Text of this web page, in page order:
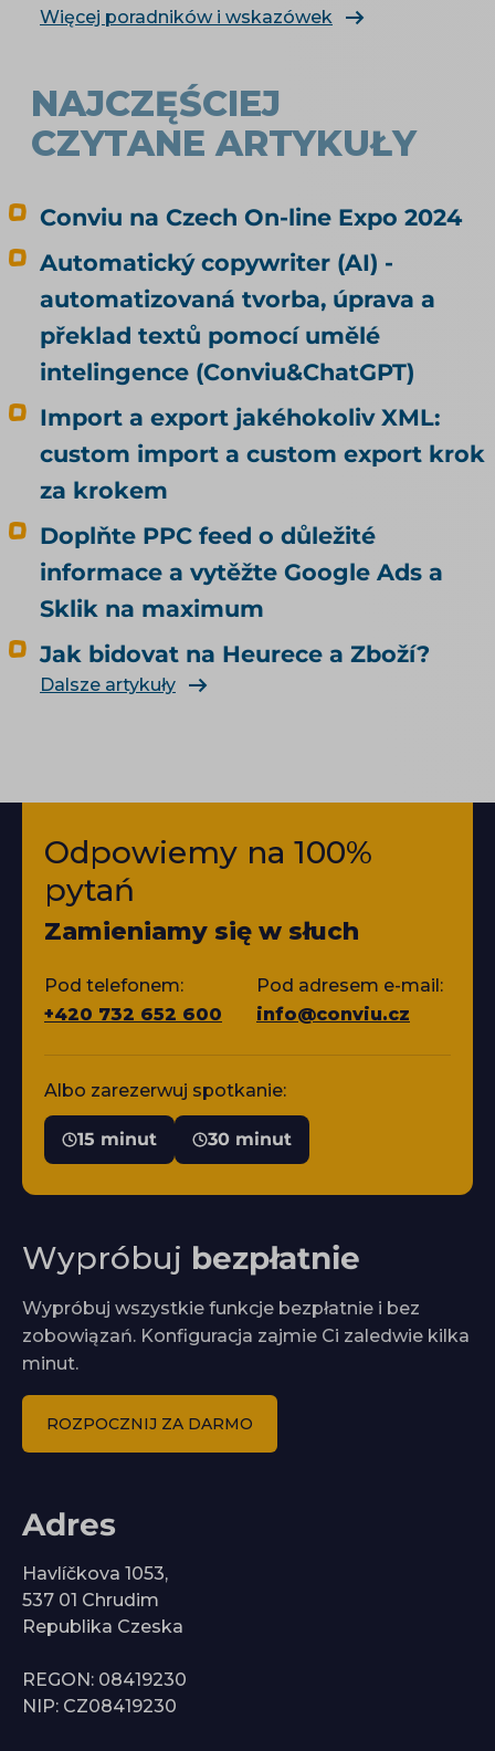
e-shop. Čím konkrétně naplnit produktová
Więcej poradników i wskazówek
NAJCZĘŚCIEJ
CZYTANE ARTYKUŁY
Conviu na Czech On-line Expo 2024
Automatický copywriter (AI) -
automatizovaná tvorba, úprava a
překlad textů pomocí umělé
intelingence (Conviu&ChatGPT)
Import a export jakéhokoliv XML:
custom import a custom export krok
za krokem
Doplňte PPC feed o důležité
informace a vytěžte Google Ads a
Sklik na maximum
Jak bidovat na Heurece a Zboží?
Dalsze artykuły
Odpowiemy na 100%
pytań
Zamieniamy się w słuch
Pod telefonem:
+420 732 652 600
Pod adresem e-mail:
info@conviu.cz
Albo zarezerwuj spotkanie:
15 minut 30 minut
Wypróbuj bezpłatnie
Wypróbuj wszystkie funkcje bezpłatnie i bez
zobowiązań. Konfiguracja zajmie Ci zaledwie kilka
minut.
ROZPOCZNIJ ZA DARMO
Adres
Havlíčkova 1053,
537 01 Chrudim
Republika Czeska
REGON: 08419230
NIP: CZ08419230